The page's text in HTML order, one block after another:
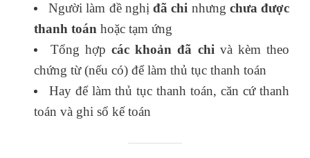
Người làm đề nghị đã chi nhưng chưa được
thanh toán hoặc tạm ứng
Tổng hợpcác khoản đã chi và kèm theo
chứng từ (nếu có) để làm thủ tục thanh toán
Hay để làm thủ tục thanh toán, căn cứ thanh
toán và ghi sổ kế toán